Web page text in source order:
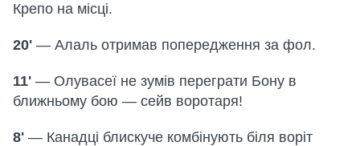
Крепо на місці.
20' — Алаль отримав попередження за фол.
11' — Олувасеї не зумів переграти Бону в
ближньому бою — сейв воротаря!
8' — Канадці блискуче комбінують біля воріт